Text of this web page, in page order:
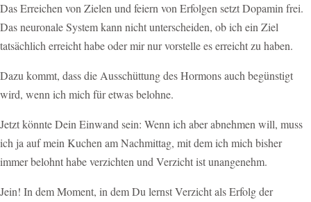
Das Erreichen von Zielen und feiern von Erfolgen setzt Dopamin frei.
Das neuronale System kann nicht unterscheiden, ob ich ein Ziel
tatsächlich erreicht habe oder mir nur vorstelle es erreicht zu haben.
Dazu kommt, dass die Ausschüttung des Hormons auch begünstigt
wird, wenn ich mich für etwas belohne.
Jetzt könnte Dein Einwand sein: Wenn ich aber abnehmen will, muss
ich ja auf mein Kuchen am Nachmittag, mit dem ich mich bisher
immer belohnt habe verzichten und Verzicht ist unangenehm.
Jein! In dem Moment, in dem Du lernst Verzicht als Erfolg der